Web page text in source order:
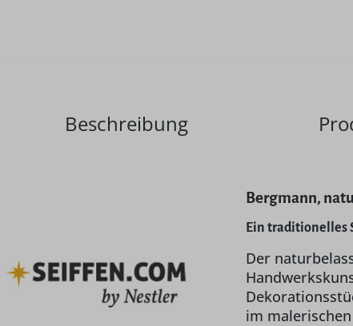
Beschreibung
Bergmann,
Ein traditionelles
Der
im